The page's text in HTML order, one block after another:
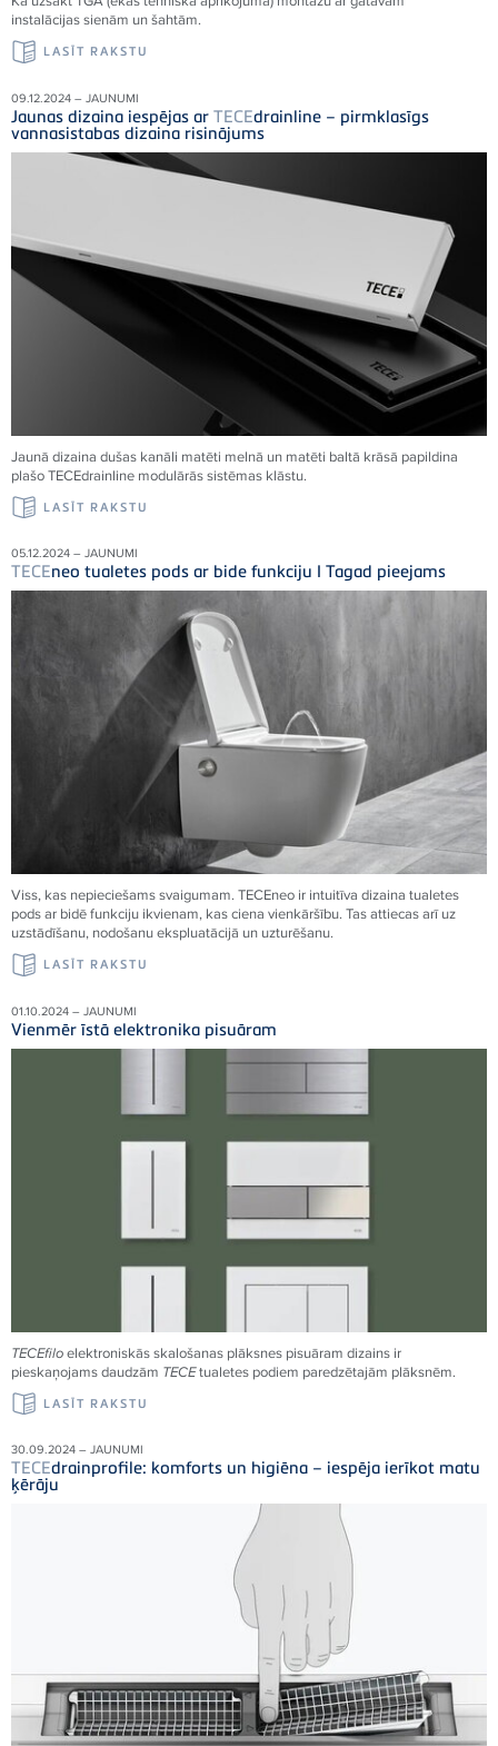
instalācijas sienām un šahtām.
LASĪT RAKSTU
09.12.2024 – JAUNUMI
Jaunas dizaina iespējas ar TECEdrainline – pirmklasīgs
vannasistabas dizaina risinājums
Jaunā dizaina dušas kanāli matēti melnā un matēti baltā krāsā papildina
plašoTECEdrainline modulārās sistēmas klāstu.
LASĪT RAKSTU
05.12.2024 – JAUNUMI
TECEneo tualetes pods ar bide funkciju I Tagad pieejams
Viss, kas nepieciešams svaigumam. TECEneo ir intuitīva dizaina tualetes
pods ar bidē funkciju ikvienam, kas ciena vienkāršību. Tas attiecas arī uz
uzstādīšanu, nodošanu ekspluatācijā un uzturēšanu.
LASĪT RAKSTU
01.10.2024 – JAUNUMI
Vienmēr īstā elektronika pisuāram
TECEfiloelektroniskās skalošanas plāksnes pisuāram dizains ir
pieskaņojams daudzām TECEtualetes podiem paredzētajām plāksnēm.
LASĪT RAKSTU
30.09.2024 – JAUNUMI
TECEdrainprofile: komforts un higiēna – iespēja ierīkot matu
ķērāju